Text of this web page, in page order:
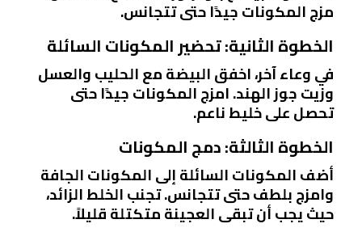
مزج المكونات جيدًا حتى تتجانس.
الخطوة الثانية: تحضير المكونات السائلة
في وعاء آخر، اخفق البيضة مع الحليب والعسل
وزيت جوز الهند. امزج المكونات جيدًا حتى
تحصل على خليط ناعم.
الخطوة الثالثة: دمج المكونات
أضف المكونات السائلة إلى المكونات الجافة
وامزج بلطف حتى تتجانس. تجنب الخلط الزائد،
حيث يجب أن تبقى العجينة متكتلة قليلاً.